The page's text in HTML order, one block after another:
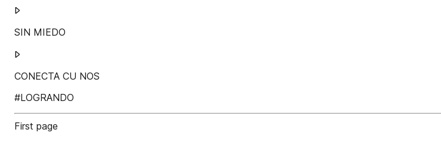
𐰷
SIN MIEDO
𐰷
CONECTA CU NOS
#LOGRANDO
First page